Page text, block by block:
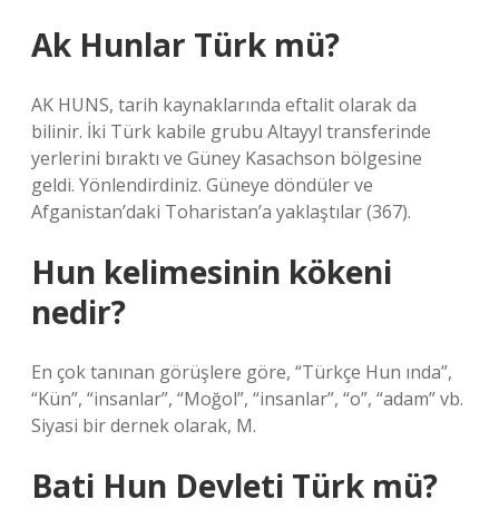
Ak Hunlar Türk mü?
AK HUNS, tarih kaynaklarında eftalit olarak da
bilinir. İki Türk kabile grubu Altayyl transferinde
yerlerini bıraktı ve Güney Kasachson bölgesine
geldi. Yönlendirdiniz. Güneye döndüler ve
Afganistan’daki Toharistan’a yaklaştılar (367).
Hun kelimesinin kökeni
nedir?
En çok tanınan görüşlere göre, “Türkçe Hun ında”,
“Kün”, “insanlar”, “Moğol”, “insanlar”, “o”, “adam” vb.
Siyasi bir dernek olarak, M.
Bati Hun Devleti Türk mü?